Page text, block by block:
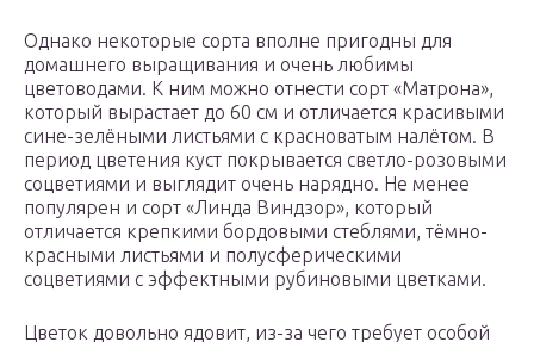
Однако некоторые сорта вполне пригодны для
домашнего выращивания и очень любимы
цветоводами. К ним можно отнести сорт «Матрона»,
который вырастает до 60 см и отличается красивыми
сине-зелёными листьями с красноватым налётом. В
период цветения куст покрывается светло-розовыми
соцветиями и выглядит очень нарядно. Не менее
популярен и сорт «Линда Виндзор», который
отличается крепкими бордовыми стеблями, тёмно-
красными листьями и полусферическими
соцветиями с эффектными рубиновыми цветками.
Цветок довольно ядовит, из-за чего требует особой